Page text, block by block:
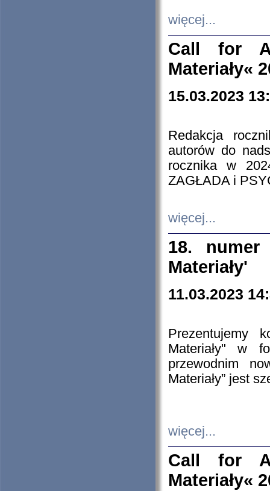
więcej...
Call for
Materiały«
15.03.2023
Redakcja
autorów do
rocznika w
ZAGŁADA i
więcej...
18. numer
Materiały'
11.03.2023
Prezentujemy
Materiały" w
przewodnim
Materiały” jest
więcej...
Call for
Materiały«